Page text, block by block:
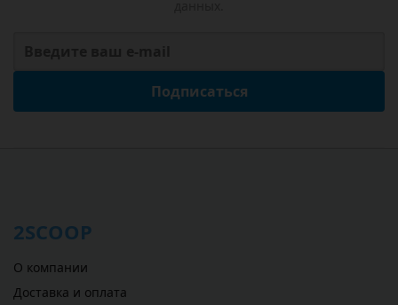
Подписаться
2SCOOP
О компании
Доставка и оплата